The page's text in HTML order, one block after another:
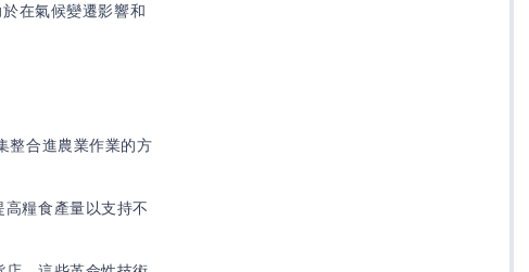
在氣候變遷影響和
整合進農業作業的方
糧食產量以支持不